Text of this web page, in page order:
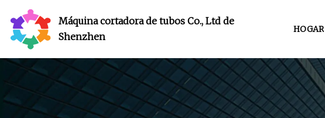
Máquina cortadora de tubos Co., Ltd de
Shenzhen
HOGAR